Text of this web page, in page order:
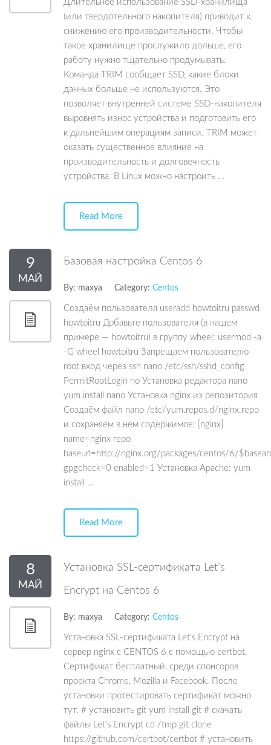
Длительное использование SSD-хранилища
(или твердотельного накопителя) приводит к
снижению его производительности. Чтобы
такое хранилище прослужило дольше, его
работу нужно тщательно продумывать.
Команда TRIM сообщает SSD, какие блоки
данных больше не используются. Это
позволяет внутренней системе SSD-накопителя
выровнять износ устройства и подготовить его
к дальнейшим операциям записи. TRIM может
оказать существенное влияние на
производительность и долговечность
устройства. В Linux можно настроить …
Read More
9
МАЙ
Базовая настройка Centos 6
By: maxya Category: Centos
Создаём пользователя useradd howtoitru passwd
howtoitru Добавьте пользователя (в нашем
примере — howtoitru) в группу wheel: usermod -a
-G wheel howtoitru Запрещаем пользователю
root вход через ssh nano /etc/ssh/sshd_config
PermitRootLogin no Установка редактора nano
yum install nano Установка nginx из репозитория
Создаём файл nano /etc/yum.repos.d/nginx.repo
и сохраняем в нём содержимое: [nginx]
name=nginx repo
baseurl=http://nginx.org/packages/centos/6/
gpgcheck=0 enabled=1 Установка Apache: yum
install …
Read More
8
МАЙ
Установка SSL-сертификата Let’s
Encrypt на Centos 6
By: maxya Category: Centos
Установка SSL-сертификата Let’s Encrypt на
сервер nginx c CENTOS 6 с помощью certbot.
Сертификат бесплатный, среди спонсоров
проекта Chrome, Mozilla и Facebook. После
установки протестировать сертификат можно
тут. # установить git yum install git # скачать
файлы Let’s Encrypt cd /tmp git clone
https://github.com/certbot/certbot # установить